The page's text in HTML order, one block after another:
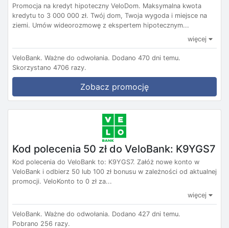
Promocja na kredyt hipoteczny VeloDom. Maksymalna kwota
kredytu to 3 000 000 zł. Twój dom, Twoja wygoda i miejsce na
ziemi. Umów wideorozmowę z ekspertem hipotecznym...
więcej
VeloBank. Ważne do odwołania. Dodano 470 dni temu.
Skorzystano 4706 razy.
Zobacz promocję
Kod polecenia 50 zł do VeloBank: K9YGS7
Kod polecenia do VeloBank to: K9YGS7. Załóż nowe konto w
VeloBank i odbierz 50 lub 100 zł bonusu w zależności od aktualnej
promocji. VeloKonto to 0 zł za...
więcej
VeloBank. Ważne do odwołania. Dodano 427 dni temu.
Pobrano 256 razy.